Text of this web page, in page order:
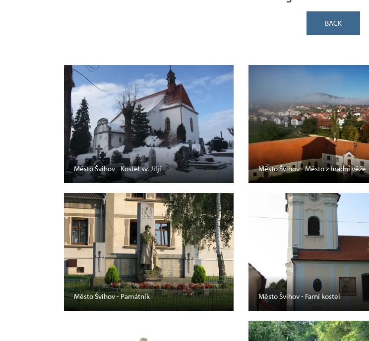
BACK
Město Švihov - Kostel sv. Jiljí Město Švihov - Město z hradní věže
Město Švihov - Památník Město Švihov - Farní kostel